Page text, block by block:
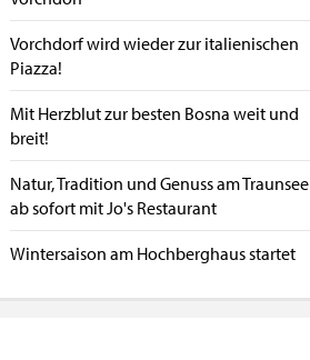
Vorchdorf wird wieder zur italienischen
Piazza!
Mit Herzblut zur besten Bosna weit und
breit!
Natur, Tradition und Genuss am Traunsee
ab sofort mit Jo's Restaurant
Wintersaison am Hochberghaus startet